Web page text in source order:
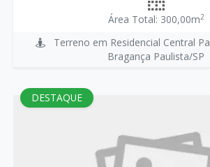
Área Total: 300,00m2
Terreno em Residencial Central
Bragança Paulista/SP
DESTAQUE